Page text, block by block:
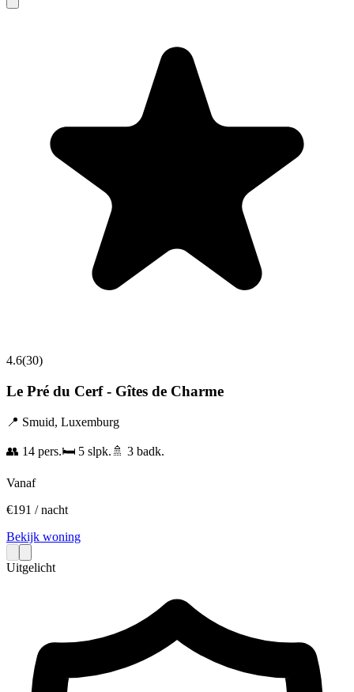
4.6(30)
Le Pré du Cerf - Gîtes de Charme
📍 Smuid, Luxemburg
👥 14 pers.🛏️ 5 slpk. 🚿 3 badk.
Vanaf
€191 / nacht
Bekijk woning
Uitgelicht